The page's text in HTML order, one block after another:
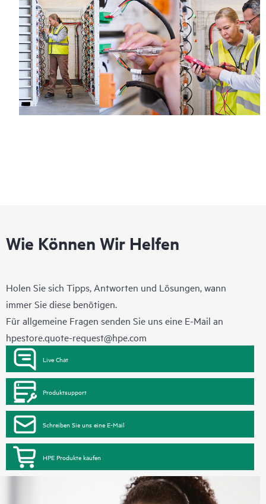
Wie Können Wir Helfen
Holen Sie sich Tipps, Antworten und Lösungen, wann
immer Sie diese benötigen.
Für allgemeine Fragen senden Sie uns eine E-Mail an
hpestore.quote-request@hpe.com
Live Chat
Produktsupport
Schreiben Sie uns eine E-Mail
HPE Produkte kaufen